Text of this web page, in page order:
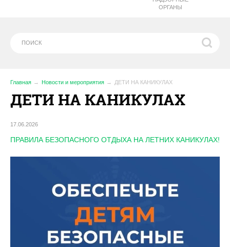
ОРГАНЫ
Главная Новости и мероприятия ДЕТИ НА КАНИКУЛАХ
ДЕТИ НА КАНИКУЛАХ
17.06.2026
ПРАВИЛА БЕЗОПАСНОГО ОТДЫХА НА ЛЕТНИХ КАНИКУЛАХ!